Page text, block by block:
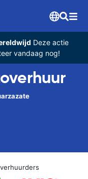
Deze actie
vandaag nog!